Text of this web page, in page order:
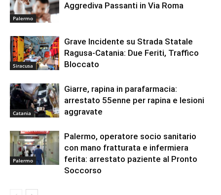
Palermo
Aggrediva Passanti in Via Roma
Siracusa
Grave Incidente su Strada Statale
Ragusa-Catania: Due Feriti, Traffico
Bloccato
Catania
Giarre, rapina in parafarmacia:
arrestato 55enne per rapina e lesioni
aggravate
Palermo
Palermo, operatore socio sanitario
con mano fratturata e infermiera
ferita: arrestato paziente al Pronto
Soccorso